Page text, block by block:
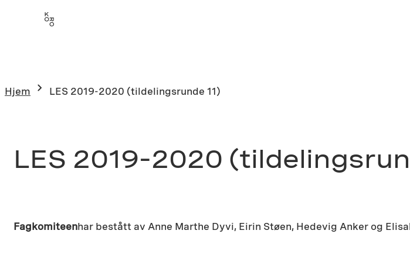
Hjem LES 2019-2020 (tildelingsrunde 11)
LES 2019-2020
Fagkomiteenhar bestått av Anne Marthe Dyvi, Eirin Støen, Hedevig Anker og